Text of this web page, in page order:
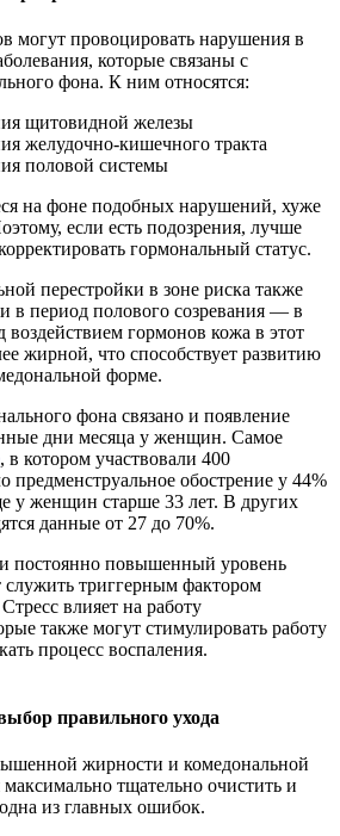
могут провоцировать нарушения в
которые связаны с
фона. К ним относятся:
щитовидной железы
желудочно-кишечного тракта
половой системы
на фоне подобных нарушений, хуже
если есть подозрения, лучше
гормональный статус.
перестройки в зоне риска также
в период полового созревания — в
воздействием гормонов кожа в этот
жирной, что способствует развитию
форме.
фона связано и появление
дни месяца у женщин. Самое
, в котором участвовали 400
предменструальное обострение у 44%
у женщин старше 33 лет. В других
данные от 27 до 70%.
постоянно повышенный уровень
служить триггерным фактором
влияет на работу
также могут стимулировать работу
процесс воспаления.
правильного ухода
жирности и комедональной
тщательно очистить и
из главных ошибок.